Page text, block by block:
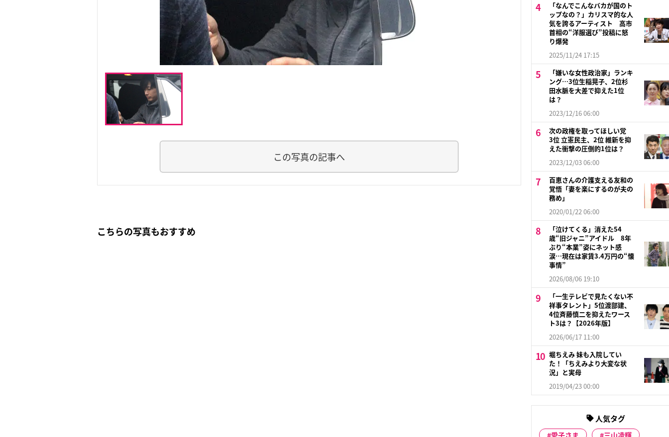
この写真の記事へ
こちらの写真もおすすめ
「なんでこんなバカが国のト
ップなの？」カリスマ的な人
気を誇るアーティスト 高市
首相の“洋服選び”投稿に怒
り爆発
2025/11/24 17:15
「嫌いな女性政治家」ランキ
ング…3位生稲晃子、2位杉
田水脈を大差で抑えた1位
は？
2023/12/16 06:00
次の政権を取ってほしい党
3位 立憲民主、2位 維新を抑
えた衝撃の圧倒的1位は？
2023/12/03 06:00
百恵さんの介護支える友和の
覚悟「妻を楽にするのが夫の
務め」
2020/01/22 06:00
「泣けてくる」消えた54
歳“旧ジャニ”アイドル 8年
ぶり“本業”姿にネット感
涙…現在は家賃3.4万円の“懐
事情”
2026/08/06 19:10
「一生テレビで見たくない不
祥事タレント」5位渡部建、
4位斉藤慎二を抑えたワース
ト3は？【2026年版】
2026/06/17 11:00
堀ちえみ 妹も入院してい
た！「ちえみより大変な状
況」と実母
2019/04/23 00:00
人気タグ